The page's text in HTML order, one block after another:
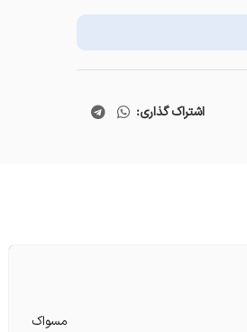
اشتراک گذاری:
مسواک